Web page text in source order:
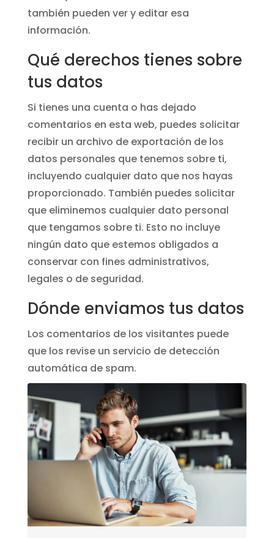
también pueden ver y editar esa
información.
Qué derechos tienes sobre
tus datos
Si tienes una cuenta o has dejado
comentarios en esta web, puedes solicitar
recibir un archivo de exportación de los
datos personales que tenemos sobre ti,
incluyendo cualquier dato que nos hayas
proporcionado. También puedes solicitar
que eliminemos cualquier dato personal
que tengamos sobre ti. Esto no incluye
ningún dato que estemos obligados a
conservar con fines administrativos,
legales o de seguridad.
Dónde enviamos tus datos
Los comentarios de los visitantes puede
que los revise un servicio de detección
automática de spam.